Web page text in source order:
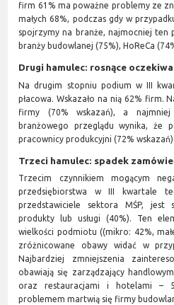
firm 61% ma poważne problemy ze
małych 68%, podczas gdy w
spojrzymy na branże, najmocniej ten
branży budowlanej (75%), HoReCa
Drugi hamulec: rosnące
Na drugim stopniu podium w III
płacowa. Wskazało na nią 62% firm.
firmy (70% wskazań), a
branżowego przeglądu wynika, że
pracownicy produkcyjni (72%
Trzeci hamulec: spadek
Trzecim czynnikiem mogącym
przedsiębiorstwa w III kwartale
przedstawiciele sektora MŚP, jest
produkty lub usługi (40%). Ten
wielkości podmiotu ((mikro: 42%,
zróżnicowane obawy widać w
Najbardziej zmniejszenia
obawiają się zarządzający
oraz restauracjami i hotelami –
problemem martwią się firmy